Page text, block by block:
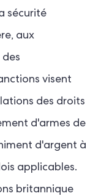
sécurité
aux
visent
des droits
d'armes de
d'argent à
applicables.
britannique